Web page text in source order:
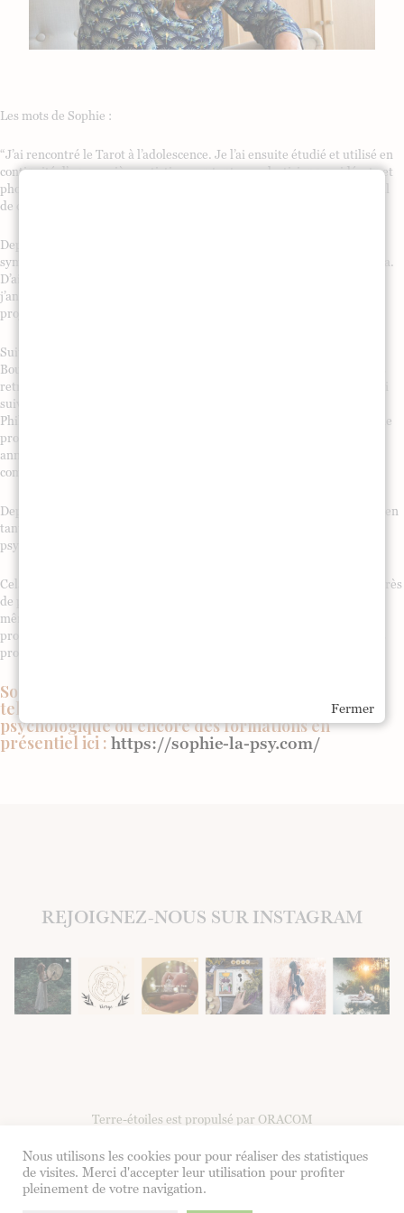
Les mots de Sophie :
“J’ai rencontré le Tarot à l’adolescence. Je l’ai ensuite étudié et utilisé en
continuité d’une carrière artistique en tant que plasticienne, vidéaste et
photographe. J’y ai vu son apport extraordinaire, combien c’est un outil
de connaissance de soi.
Depuis fort longtemps, je mène une exploration assidue du langage
symbolique. Passion que j’ai nourri en histoire de l’art et dans le cinéma.
D’ailleurs, cela a contribué à ma carrière professionnelle, lorsque
j’animais des émissions radio ou des ateliers d’éveil créatif autour de
projections de films.
Suite à un voyage au Népal en 1997, je me suis engagée dans le
Bouddhisme tibétain, j’ai appris la méditation au cours de nombreuses
retraites auprès de grands lamas. Conjointement à cet engagement, j’ai
suivi pendant sept ans une psychanalyse lacanienne avec le Docteur
Philippe Lacadée. Grâce à ma psychanalyse a émergé la nécessité de me
professionnaliser dans le Tarot. Stimulée par ma rencontre dans les
années 2000 avec Jodorowsky lors de ses cabarets mystiques, j’ai
commencé mon activité de tarologue.
Depuis, suite à une deuxième psychanalyse didactique, j’ai été validée en
tant que psychanalyste et continue à être supervisée par un
psychanalyste jungien Mr Alain Delaissez.
Cela fait maintenant 20 ans que j’enseigne le symbolisme du Tarot auprès
de passionnés, de thérapeutes et de personnes en recherche sur elles-
même. J’ai aussi créé le thème tarologique (ou Taroscope) tel que je le
propose, l’interprétation que j’en fais s’appuyant sur la psychologie des
profondeurs (Jung).”
Sophie Brarda vous propose plusieurs prestations
telles que des séances de psychanalyse, de tarot
psychologique ou encore des formations en
présentiel ici : https://sophie-la-psy.com/
REJOIGNEZ-NOUS SUR INSTAGRAM
Terre-étoiles est propulsé par ORACOM
Facebook
Instagram
Formulaire de contact
Nous utilisons les cookies pour pour réaliser des statistiques
de visites. Merci d'accepter leur utilisation pour profiter
pleinement de votre navigation.
Fermer